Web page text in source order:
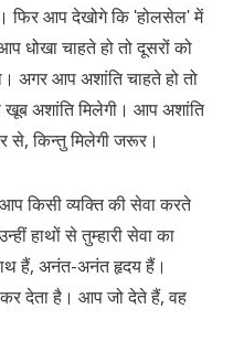
फिर आप देखोगे कि ʹहोलसेलʹ में
धोखा चाहते हो तो दूसरों को
अगर आप अशांति चाहते हो तो
अशांति मिलेगी। आप अशांति
से, किन्तु मिलेगी जरूर।
किसी व्यक्ति की सेवा करते
हाथों से तुम्हारी सेवा का
हैं, अनंत-अनंत हृदय हैं।
देता है। आप जो देते हैं, वह